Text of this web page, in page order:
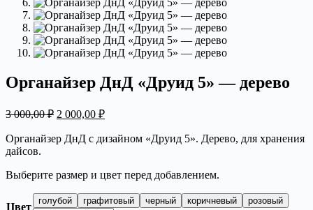
Органайзер ДнД «Друид 5» — дерево
3 000,00₽ Первоначальная
составляла
2 000,00 ₽Текущая
2
Органайзер ДнД с дизайном «Друид 5». Дерево, для хранения
дайсов.
Выберите размер и цвет перед добавлением.
Цвет
голубой графитовый черный коричневый розовый